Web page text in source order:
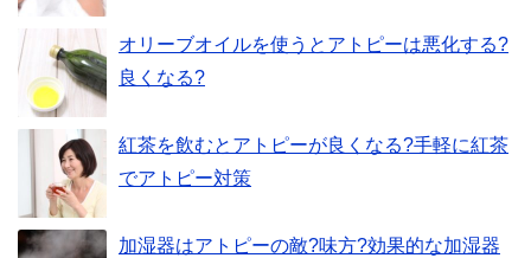
オリーブオイルを使うとアトピーは悪化する?
良くなる?
紅茶を飲むとアトピーが良くなる?手軽に紅茶
でアトピー対策
加湿器はアトピーの敵?味方?効果的な加湿器